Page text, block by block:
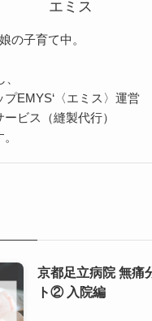
エミス
の子育て中。
プEMYS‘〈エミス〉運営
ービス（縫製代行）
京都足立病院 無痛
ト② 入院編